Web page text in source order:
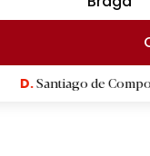
Compostela